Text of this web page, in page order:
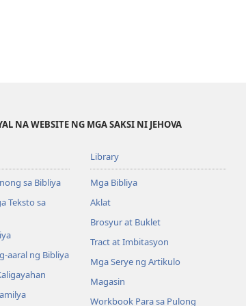
NA WEBSITE NG MGA SAKSI NI JEHOVA
sa Bibliya
Teksto sa
aaral ng Bibliya
Library
Mga Bibliya
Aklat
Brosyur at Buklet
Tract at Imbitasyon
Mga Serye ng Artikulo
Magasin
Workbook Para sa Pulong